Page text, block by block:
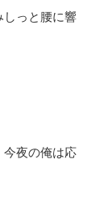
っと腰に響
夜の俺は応